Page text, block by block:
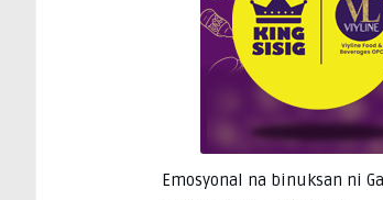
Emosyonal na binuksan ni